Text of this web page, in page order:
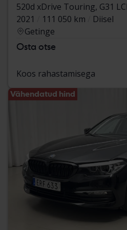
520d xDrive Touring, G31
2021
111 050 km
Diisel
Getinge
Osta otse
Koos rahastamisega
Vähendatud hind